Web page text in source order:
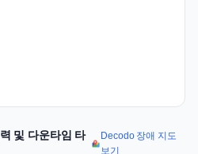
및 다운타임 타
Decodo 장애 지도
보기